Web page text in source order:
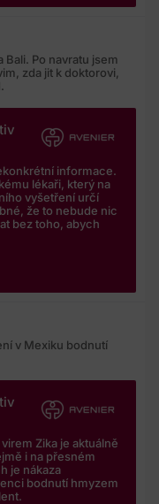
Bali. Po navratu jsem
zda jit k doktorovi,
informace.
lékaři, který na
vyšetření určí
že to nebude nic
bez toho, abych
v Mexiku bodnutí
Zika je aktuálně
i na přesném
je nákaza
bodnutí hmyzem